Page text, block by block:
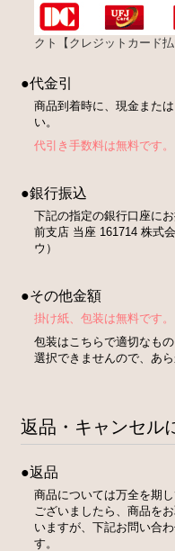
クト【クレジットカード払
●代金引
商品到着時に、現金また
い。
代引き手数料は無料です。
●銀行振込
下記の指定の銀行口座に
前支店 当座 161714 株式
ウ）
●その他金額
掛け紙、包装は無料です。
包装はこちらで適切なもの
選択できませんので、あ
返品・キャンセル
●返品
商品については万全を期
ございましたら、商品を
いますが、下記お問い合
す。